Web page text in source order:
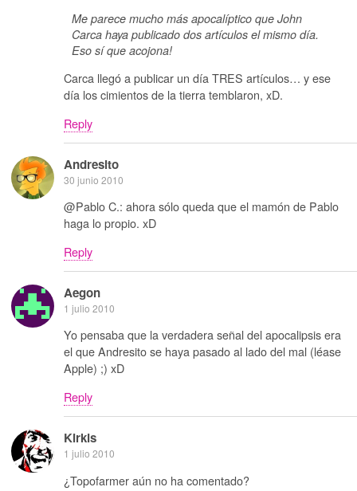
Me parece mucho más apocalíptico que John
Carca haya publicado dos artículos el mismo día.
Eso sí que acojona!
Carca llegó a publicar un día TRES artículos… y ese
día los cimientos de la tierra temblaron, xD.
Reply
Andresito
30 junio 2010
@Pablo C.: ahora sólo queda que el mamón de Pablo
haga lo propio. xD
Reply
Aegon
1 julio 2010
Yo pensaba que la verdadera señal del apocalipsis era
el que Andresito se haya pasado al lado del mal (léase
Apple) ;) xD
Reply
Kirkis
1 julio 2010
¿Topofarmer aún no ha comentado?